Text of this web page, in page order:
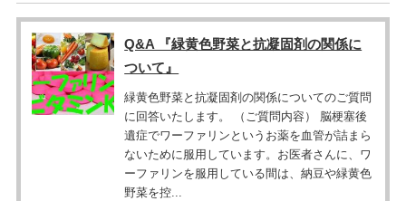
Q&A 『緑黄色野菜と抗凝固剤の関係に
ついて』
緑黄色野菜と抗凝固剤の関係についてのご質問
に回答いたします。 （ご質問内容） 脳梗塞後
遺症でワーファリンというお薬を血管が詰まら
ないために服用しています。お医者さんに、ワ
ーファリンを服用している間は、納豆や緑黄色
野菜を控...